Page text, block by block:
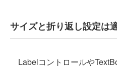
サイズと折り返し設定は
Labelコントロールや